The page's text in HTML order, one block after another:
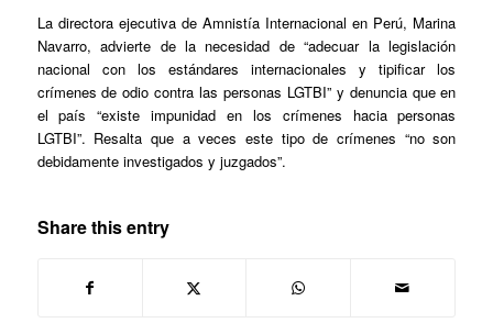
La directora ejecutiva de Amnistía Internacional en Perú, Marina
Navarro, advierte de la necesidad de “adecuar la legislación
nacional con los estándares internacionales y tipificar los
crímenes de odio contra las personas LGTBI” y denuncia que en
el país “existe impunidad en los crímenes hacia personas
LGTBI”. Resalta que a veces este tipo de crímenes “no son
debidamente investigados y juzgados”.
Share this entry